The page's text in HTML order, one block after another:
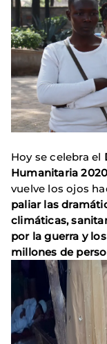
Hoy se celebra el
Humanitaria
vuelve los ojos
paliar las
climáticas,
por la guerra y
millones de